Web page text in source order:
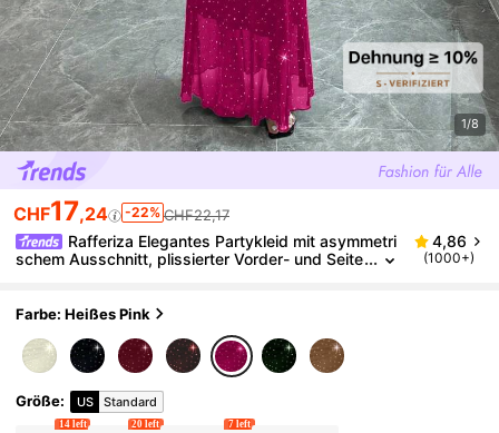
1/8
CHF17,24 -22% CHF22,17
Rafferiza Elegantes Partykleid mit asymmetri
schem Ausschnitt, plissierter Vorder- und Seite
ck-Mesh-Gewebe mit Silberfolie Maxikleid
4,86
(1000+)
Farbe: Heißes Pink
Größe: US Standard
14 left 20 left 7 left